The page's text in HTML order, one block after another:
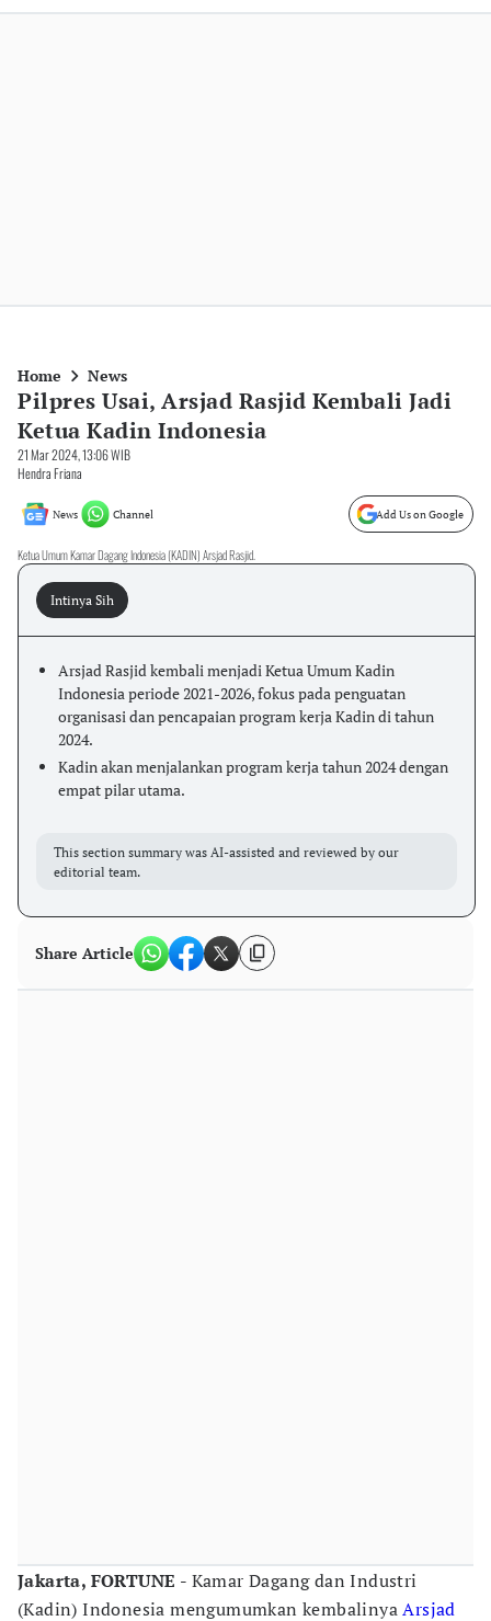
Home News
Pilpres Usai, Arsjad Rasjid Kembali Jadi
Ketua Kadin Indonesia
21 Mar 2024, 13:06 WIB
Hendra Friana
News Channel Add Us on Google
Ketua Umum Kamar Dagang Indonesia (KADIN) Arsjad Rasjid.
Intinya Sih
Arsjad Rasjid kembali menjadi Ketua Umum Kadin
Indonesia periode 2021-2026, fokus pada penguatan
organisasi dan pencapaian program kerja Kadin di tahun
2024.
Kadin akan menjalankan program kerja tahun 2024 dengan
empat pilar utama.
This section summary was AI-assisted and reviewed by our
editorial team.
Share Article
Jakarta, FORTUNE - Kamar Dagang dan Industri
(Kadin) Indonesia mengumumkan kembalinyaArsjad